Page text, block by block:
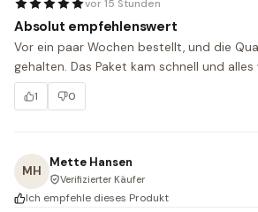
vor 15 Stunden
Absolut empfehlenswert
Vor ein paar Wochen bestellt, und die
gehalten. Das Paket kam schnell und
1 0
MH
Mette Hansen
Verifizierter Käufer
Ich empfehle dieses Produkt